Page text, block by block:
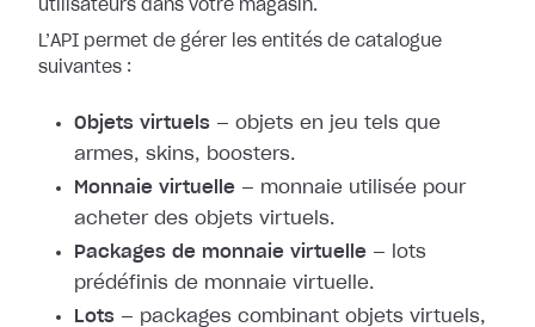
utilisateurs dans votre magasin.
L’API permet de gérer les entités de catalogue
suivantes :
Objets virtuels — objets en jeu tels que
armes, skins, boosters.
Monnaie virtuelle — monnaie utilisée pour
acheter des objets virtuels.
Packages de monnaie virtuelle — lots
prédéfinis de monnaie virtuelle.
Lots — packages combinant objets virtuels,